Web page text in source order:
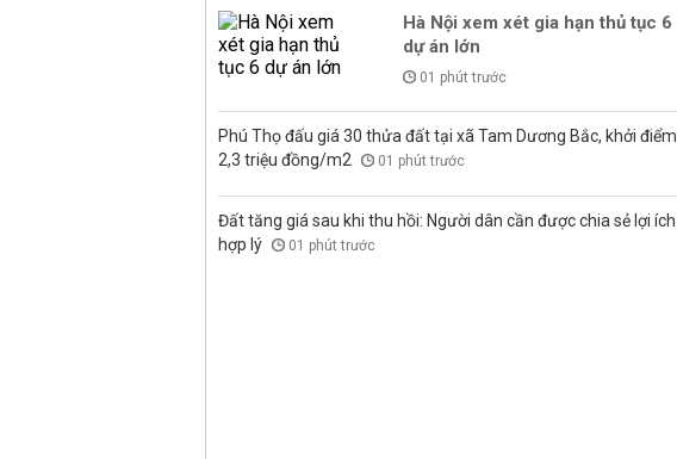
Hà Nội xem xét gia hạn thủ tục 6
dự án lớn
01 phút trước
Phú Thọ đấu giá 30 thửa đất tại xã Tam Dương Bắc, khởi điểm
2,3 triệu đồng/m2
01 phút trước
Đất tăng giá sau khi thu hồi: Người dân cần được chia sẻ lợi ích
hợp lý
01 phút trước